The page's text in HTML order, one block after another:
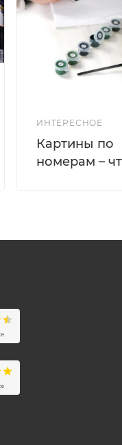
ИНТЕРЕСНОЕ
Картины по
номерам –